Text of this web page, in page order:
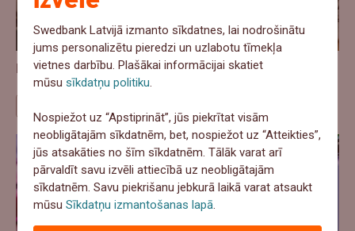
Ražošana aug, bet izaugsme ir nevienmērīga
Swedbank Latvijā izmanto sīkdatnes, lai nodrošinātu
jums personalizētu pieredzi un uzlabotu tīmekļa
vietnes darbību. Plašākai informācijai skatiet
mūsusīkdatņu politiku.
Nospiežot uz “Apstiprināt”, jūs piekrītat visām
neobligātajām sīkdatnēm, bet, nospiežot uz “Atteikties”,
jūs atsakāties no šīm sīkdatnēm. Tālāk varat arī
pārvaldīt savu izvēli attiecībā uz neobligātajām
sīkdatnēm. Savu piekrišanu jebkurā laikā varat atsaukt
mūsuSīkdatņu izmantošanas lapā.